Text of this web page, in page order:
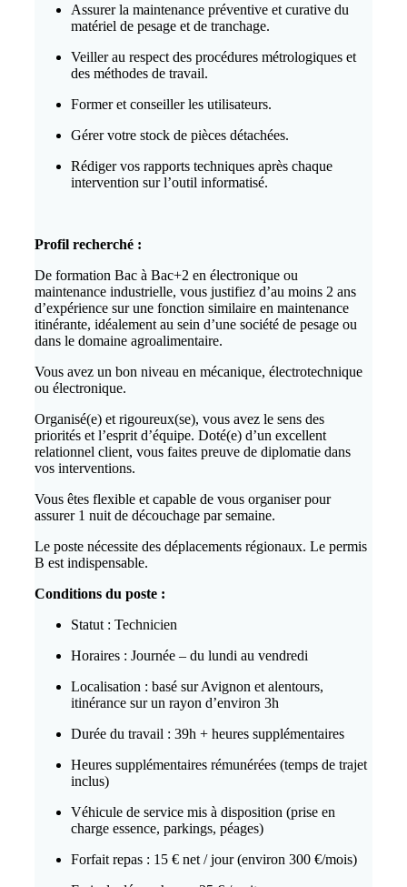
Assurer la maintenance préventive et curative du
matériel de pesage et de tranchage.
Veiller au respect des procédures métrologiques et
des méthodes de travail.
Former et conseiller les utilisateurs.
Gérer votre stock de pièces détachées.
Rédiger vos rapports techniques après chaque
intervention sur l’outil informatisé.
Profil recherché :
De formation Bac à Bac+2 en électronique ou
maintenance industrielle, vous justifiez d’au moins 2 ans
d’expérience sur une fonction similaire en maintenance
itinérante, idéalement au sein d’une société de pesage ou
dans le domaine agroalimentaire.
Vous avez un bon niveau en mécanique, électrotechnique
ou électronique.
Organisé(e) et rigoureux(se), vous avez le sens des
priorités et l’esprit d’équipe. Doté(e) d’un excellent
relationnel client, vous faites preuve de diplomatie dans
vos interventions.
Vous êtes flexible et capable de vous organiser pour
assurer 1 nuit de découchage par semaine.
Le poste nécessite des déplacements régionaux. Le permis
B est indispensable.
Conditions du poste :
Statut : Technicien
Horaires : Journée – du lundi au vendredi
Localisation : basé sur Avignon et alentours,
itinérance sur un rayon d’environ 3h
Durée du travail : 39h + heures supplémentaires
Heures supplémentaires rémunérées (temps de trajet
inclus)
Véhicule de service mis à disposition (prise en
charge essence, parkings, péages)
Forfait repas : 15 € net / jour (environ 300 €/mois)